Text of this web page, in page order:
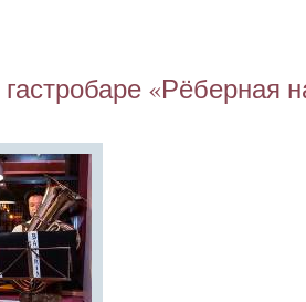
«Рё­бер­ная